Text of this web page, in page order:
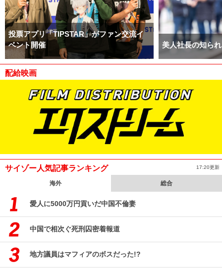
投票アプリ「TIPSTAR」がファン交流イ
ベント開催
美人社長の知ら
配給映画
サイゾー人気記事ランキング 17:20更新
海外 総合
愛人に5000万円貢いだ中国不倫妻
中国で相次ぐ死刑囚密着報道
地方議員はマフィアのボスだった!?